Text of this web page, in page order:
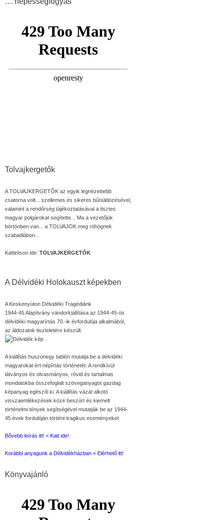
Tolvajkergetők
A TOLVAJKERGETŐK az egyik legnézettebb
csatorna volt... szellemes és sikeres bűnüldözésével,
valamint a rendőrség tájékoztatásával a tisztes
magyar polgárokat segítette... Ma a vezetőjük
börtönben van... a TOLVAJOK meg röhögnek
szabadlábon...
Kattintson ide: TOLVAJKERGETŐK
A Délvidéki Holokauszt képekben
A Keskenyúton Délvidéki Tragédiánk
1944-45 Alapítvány vándorkiállítása az 1944-45-ös
délvidéki magyarírtás 70.-ik évfordulója alkalmából,
az áldozatok tiszteletére készült.
A kiállítás huszonegy tablón mutatja be a délvidéki
magyarokat ért népírtás történetét. A rendkívül
látványos és olvasmányos, rövid és tartalmas
mondatokba összefoglalt szöveganyagot gazdag
képanyag egészíti ki. A kiállítás vázát alkotó
visszaemlékezések közé beszúrt és kiemelt
történelmi tények segítségével mutatják be az 1944-
45 évek fordulóján történt tragikus eseményeket.
Bővebb leírás itt! < Katt ide!
Korábbi anyagunk a Délvidékházban < Elérhető itt!
Könyvajánló